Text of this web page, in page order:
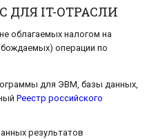
ДЛЯ IT-ОТРАСЛИ
облагаемых налогом на
операции по
для ЭВМ, базы данных,
Реестр российского
результатов